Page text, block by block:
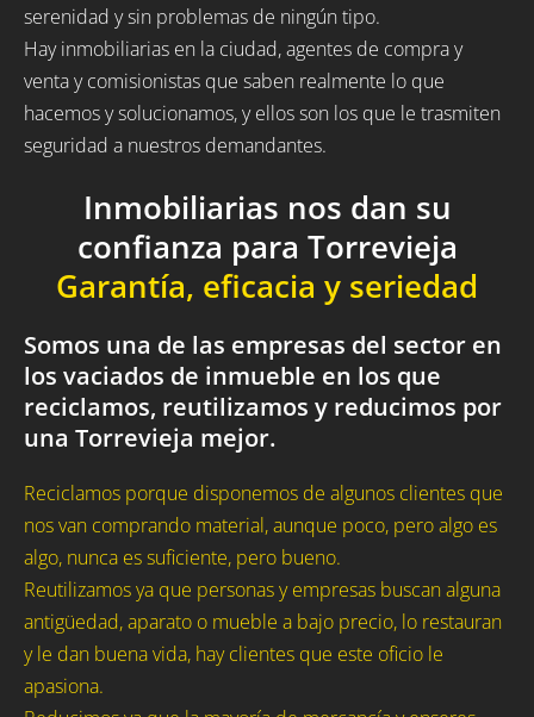
serenidad y sin problemas de ningún tipo.
Hay inmobiliarias en la ciudad, agentes de compra y
venta y comisionistas que saben realmente lo que
hacemos y solucionamos, y ellos son los que le trasmiten
seguridad a nuestros demandantes.
Inmobiliarias nos dan su
confianza para Torrevieja
Garantía, eficacia y seriedad
Somos una de las empresas del sector en
los vaciados de inmueble en los que
reciclamos, reutilizamos y reducimos por
una Torrevieja mejor.
Reciclamos porque disponemos de algunos clientes que
nos van comprando material, aunque poco, pero algo es
algo, nunca es suficiente, pero bueno.
Reutilizamos ya que personas y empresas buscan alguna
antigüedad, aparato o mueble a bajo precio, lo restauran
y le dan buena vida, hay clientes que este oficio le
apasiona.